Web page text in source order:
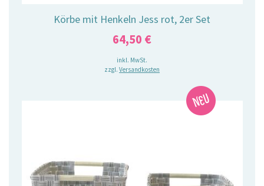
Körbe mit Henkeln Jess rot, 2er Set
64,50 €
inkl. MwSt.
zzgl. Versandkosten